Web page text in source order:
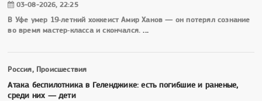
03-08-2026, 22:25
В Уфе умер 19‑летний хоккеист Амир Ханов — он потерял сознание
во время мастер‑класса и скончался....
Россия, Происшествия
Атака беспилотника в Геленджике: есть погибшие и раненые,
среди них — дети